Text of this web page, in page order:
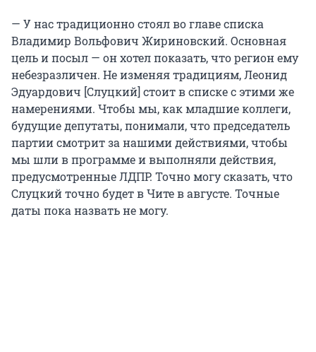
— У нас традиционно стоял во главе списка
Владимир Вольфович Жириновский. Основная
цель и посыл — он хотел показать, что регион ему
небезразличен. Не изменяя традициям, Леонид
Эдуардович [Слуцкий] стоит в списке с этими же
намерениями. Чтобы мы, как младшие коллеги,
будущие депутаты, понимали, что председатель
партии смотрит за нашими действиями, чтобы
мы шли в программе и выполняли действия,
предусмотренные ЛДПР. Точно могу сказать, что
Слуцкий точно будет в Чите в августе. Точные
даты пока назвать не могу.